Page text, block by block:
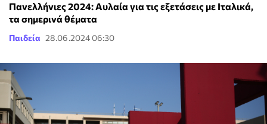
Πανελλήνιες 2024: Αυλαία για τις εξετάσεις με Ιταλικά,
τα σημερινά θέματα
Παιδεία 28.06.2024 06:30